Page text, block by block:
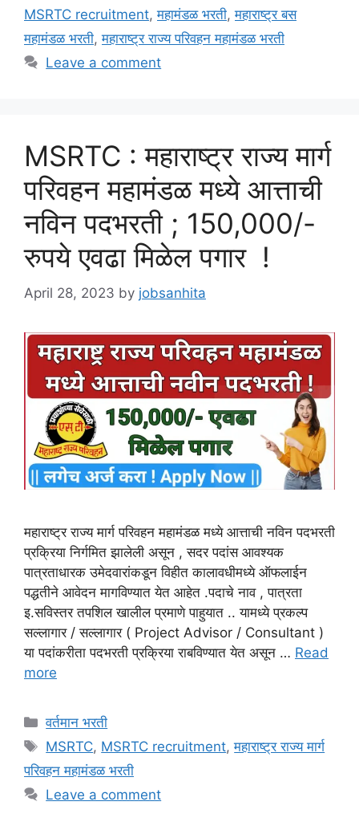
MSRTC recruitment,महामंडळ भरती,महाराष्ट्र बस
महामंडळ भरती,महाराष्ट्र राज्य परिवहन महामंडळ भरती
Leave a comment
MSRTC : महाराष्ट्र राज्य मार्ग
परिवहन महामंडळ मध्ये आत्ताची
नविन पदभरती ; 150,000/-
रुपये एवढा मिळेल पगार !
April 28, 2023 by jobsanhita
महाराष्ट्र राज्य मार्ग परिवहन महामंडळ मध्ये आत्ताची नविन पदभरती
प्रक्रिया निर्गमित झालेली असून , सदर पदांस आवश्यक
पात्रताधारक उमेदवारांकडून विहीत कालावधीमध्ये ऑफलाईन
पद्धतीने आवेदन मागविण्यात येत आहेत .पदाचे नाव , पात्रता
इ.सविस्तर तपशिल खालील प्रमाणे पाहुयात .. यामध्ये प्रकल्प
सल्लागार / सल्लागार ( Project Advisor / Consultant )
या पदांकरीता पदभरती प्रक्रिया राबविण्यात येत असून … Read
more
Categories
वर्तमान भरती
Tags
MSRTC, MSRTC recruitment,महाराष्ट्र राज्य मार्ग
परिवहन महामंडळ भरती
Leave a comment